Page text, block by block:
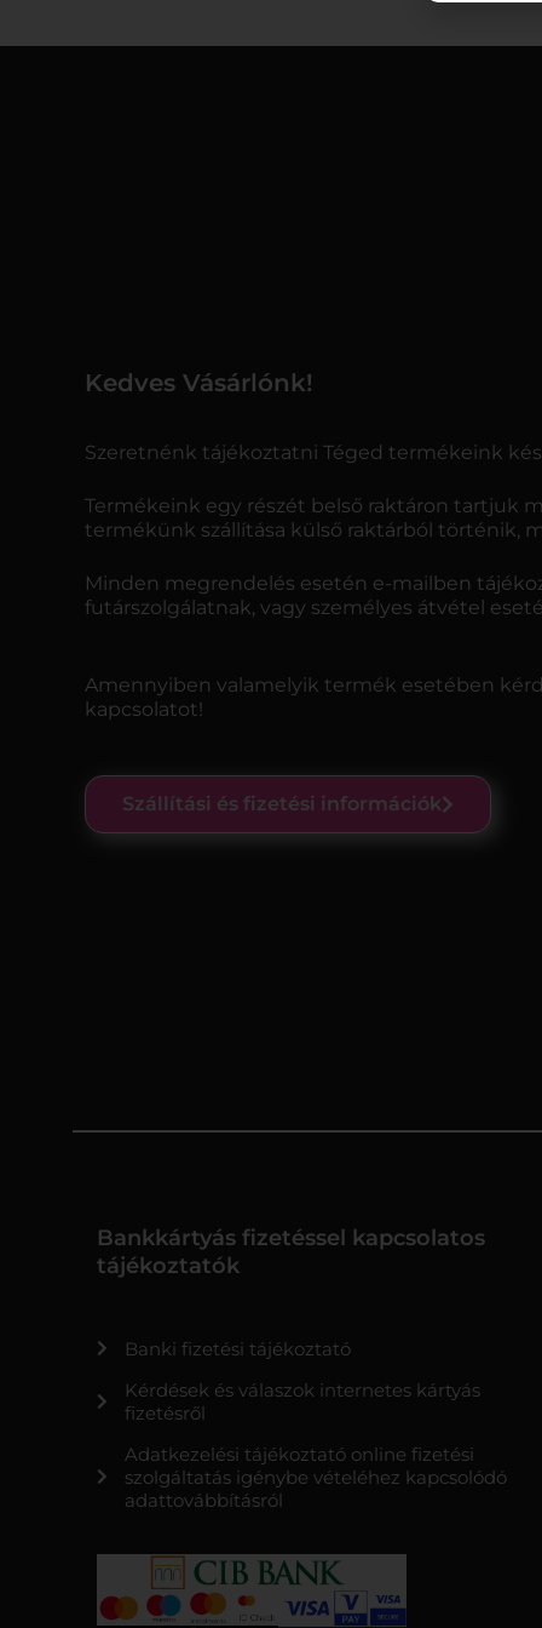
Kedves Vásárlónk!
Szeretnénk tájékoztatni Téged termékeink
Termékeink egy részét belső raktáron tartjuk
termékünk szállítása külső raktárból történik,
Minden megrendelés esetén e-mailben
futárszolgálatnak, vagy személyes átvétel
Amennyiben valamelyik termék esetében
kapcsolatot!
Szállítási és fizetési információk
Bankkártyás fizetéssel kapcsolatos
tájékoztatók
Banki fizetési tájékoztató
Kérdések és válaszok internetes kártyás
fizetésről
Adatkezelési tájékoztató online fizetési
szolgáltatás igénybe vételéhez kapcsolódó
adattovábbításról